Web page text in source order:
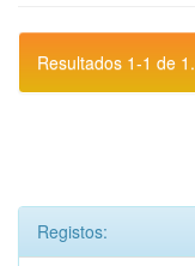
Resultados 1-1 de 1.
Registos: